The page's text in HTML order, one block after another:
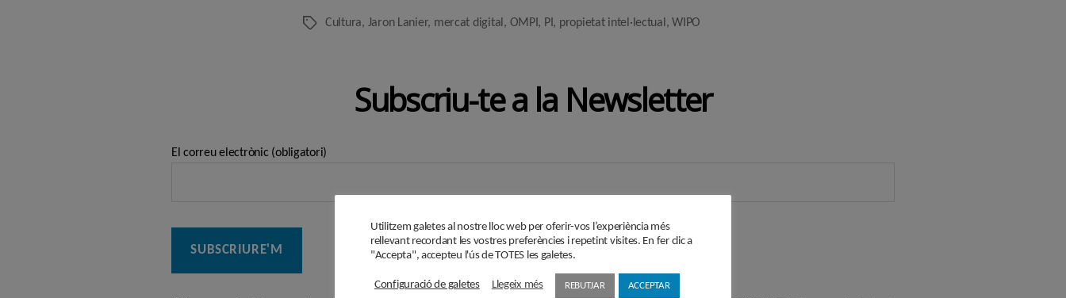
Etiquetes
Cultura, Jaron Lanier, mercat digital , OMPI , PI , propietat intel·lectual ,WIPO
Subscriu-te a la Newsletter
El correu electrònic (obligatori)
Utilitzem galetes al nostre lloc web per oferir-vos l’experiència més
rellevant recordant les vostres preferències i repetint visites. En fer clic a
"Accepta", accepteu l'ús de TOTES les galetes.
Configuració de galetes Llegeix més REBUTJAR ACCEPTAR